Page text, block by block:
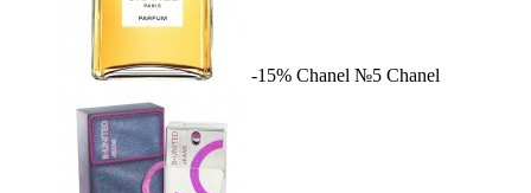
-15% Chanel №5 Chanel